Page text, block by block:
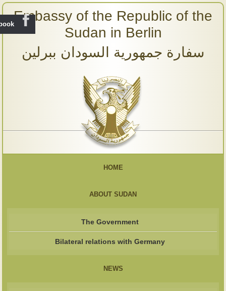
Embassy of the Republic of the
Sudan in Berlin
سفارة جمهورية السودان ببرلين
HOME
ABOUT SUDAN
The Government
Bilateral relations with Germany
NEWS